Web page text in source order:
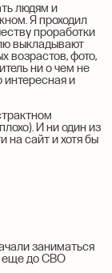
людям и
Я проходил
проработки
выкладывают
возрастов, фото,
ни о чем не
интересная и
И ни один из
на сайт и хотя бы
заниматься
еще до СВО